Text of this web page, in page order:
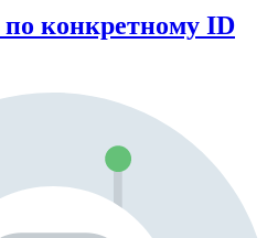
конкретному ID